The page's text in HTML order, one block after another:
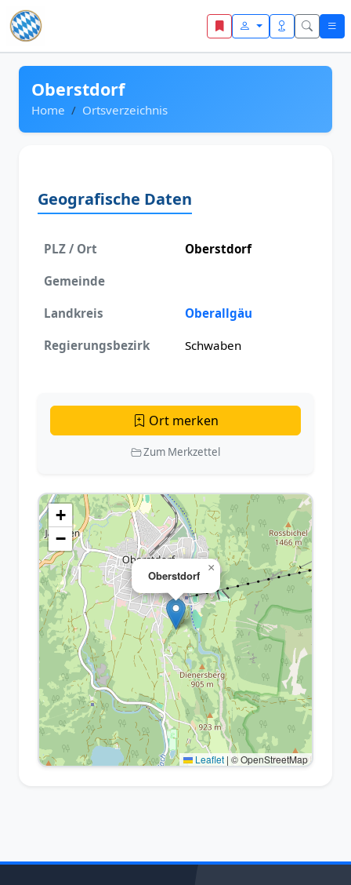
Zum Inhalt springen
Oberstdorf
Home Ortsverzeichnis
Geografische Daten
PLZ / Ort Oberstdorf
Gemeinde
Landkreis Oberallgäu
Regierungsbezirk Schwaben
Ort merken
Zum Merkzettel
Oberstdorf
×
+
−
Leaflet | © OpenStreetMap